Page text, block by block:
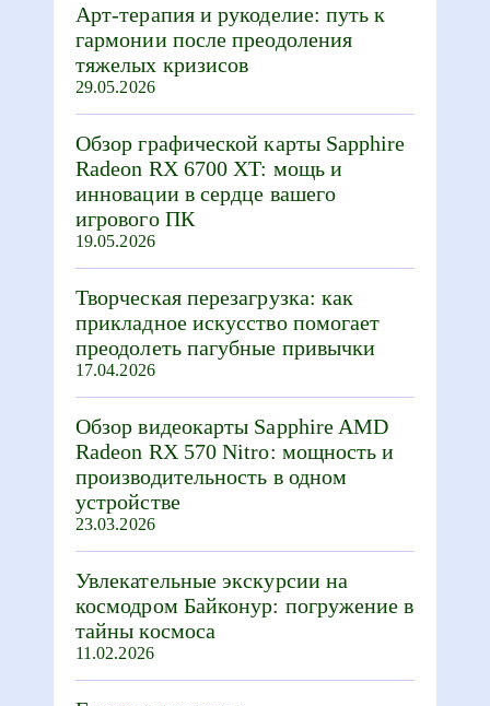
Арт-терапия и рукоделие: путь к
гармонии после преодоления
тяжелых кризисов
29.05.2026
Обзор графической карты Sapphire
Radeon RX 6700 XT: мощь и
инновации в сердце вашего
игрового ПК
19.05.2026
Творческая перезагрузка: как
прикладное искусство помогает
преодолеть пагубные привычки
17.04.2026
Обзор видеокарты Sapphire AMD
Radeon RX 570 Nitro: мощность и
производительность в одном
устройстве
23.03.2026
Увлекательные экскурсии на
космодром Байконур: погружение в
тайны космоса
11.02.2026